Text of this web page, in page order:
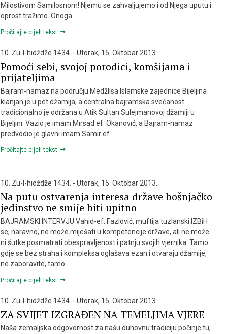
Milostivom Samilosnom! Njemu se zahvaljujemo i od Njega uputu i
oprost tražimo. Onoga…
Pročitajte cijeli tekst
10. Zu-l-hidždže 1434. - Utorak, 15. Oktobar 2013.
Pomoći sebi, svojoj porodici, komšijama i
prijateljima
Bajram-namaz na području Medžlisa Islamske zajednice Bijeljina
klanjan je u pet džamija, a centralna bajramska svečanost
tradicionalno je održana u Atik Sultan Sulejmanovoj džamiji u
Bijeljini. Vazio je imam Mirsad ef. Okanović, a Bajram-namaz
predvodio je glavni imam Samir ef….
Pročitajte cijeli tekst
10. Zu-l-hidždže 1434. - Utorak, 15. Oktobar 2013.
Na putu ostvarenja interesa države bošnjačko
jedinstvo ne smije biti upitno
BAJRAMSKI INTERVJU Vahid-ef. Fazlović, muftija tuzlanski IZBiH
se, naravno, ne može miješati u kompetencije države, ali ne može
ni šutke posmatrati obespravljenost i patnju svojih vjernika. Tamo
gdje se bez straha i kompleksa oglašava ezan i otvaraju džamije,
ne zaboravite, tamo…
Pročitajte cijeli tekst
10. Zu-l-hidždže 1434. - Utorak, 15. Oktobar 2013.
ZA SVIJET IZGRAĐEN NA TEMELJIMA VJERE
Naša zemaljska odgovornost za našu duhovnu tradiciju počinje tu,